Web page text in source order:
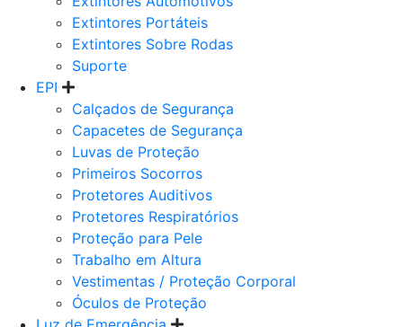
Extintores Portáteis
Extintores Sobre Rodas
Suporte
EPI
Calçados de Segurança
Capacetes de Segurança
Luvas de Proteção
Primeiros Socorros
Protetores Auditivos
Protetores Respiratórios
Proteção para Pele
Trabalho em Altura
Vestimentas / Proteção Corporal
Óculos de Proteção